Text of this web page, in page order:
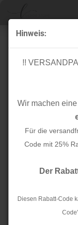
Hinweis:
!!
Wir machen eine
Für die
Code mit 25%
Der
Diesen Rabatt-Code
Bio Flachkordel -
- A12/16 -